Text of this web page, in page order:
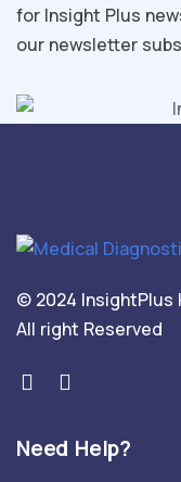
for Insight Plus
our newsletter
© 2024 InsightPlus
All right Reserved
Need Help?